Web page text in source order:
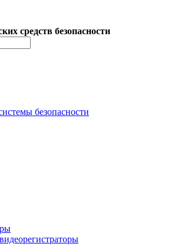
средств безопасности
безопасности